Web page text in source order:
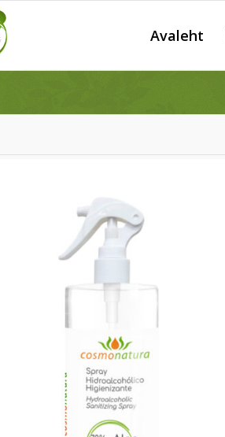
Avaleht